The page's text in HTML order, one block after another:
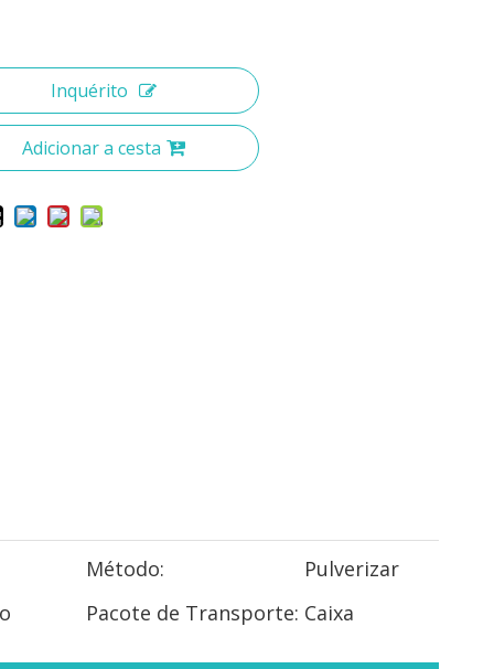
Inquérito
Adicionar a cesta
Método:
Pulverizar
Pacote de Transporte: Caixa